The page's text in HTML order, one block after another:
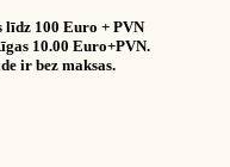
līdz 100 Euro + PVN
10.00 Euro+PVN.
ir bez maksas.